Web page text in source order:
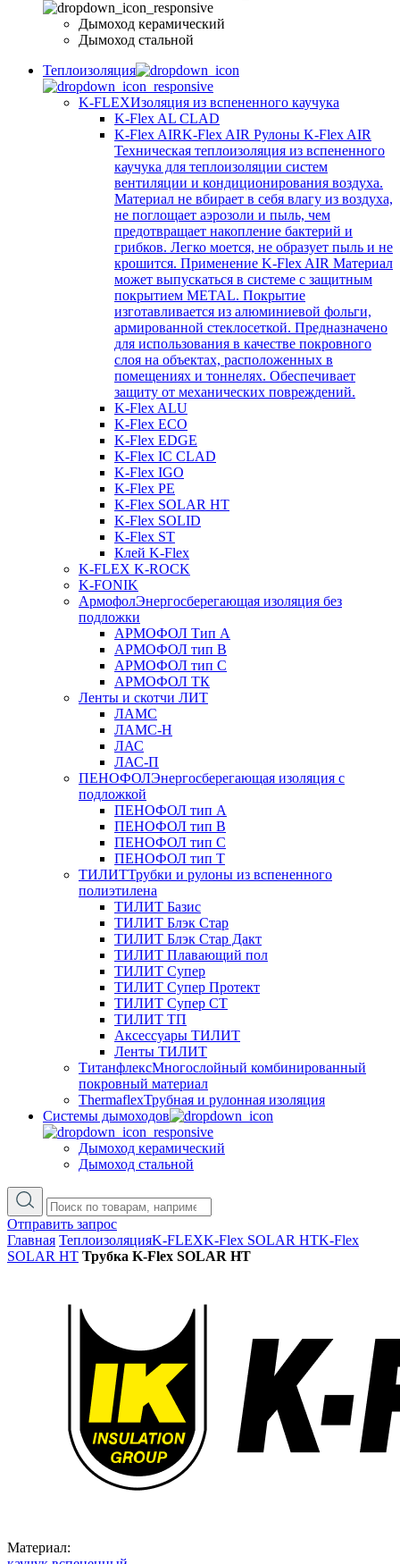
Дымоход керамический
Дымоход стальной
Теплоизоляция
K-FLEXИзоляция из вспененного каучука
K-Flex AL CLAD
K-Flex AIRK-Flex AIR Рулоны K-Flex AIR
Техническая теплоизоляция из вспененного
каучука для теплоизоляции систем
вентиляции и кондиционирования воздуха.
Материал не вбирает в себя влагу из воздуха,
не поглощает аэрозоли и пыль, чем
предотвращает накопление бактерий и
грибков. Легко моется, не образует пыль и не
крошится. Применение K-Flex AIR Материал
может выпускаться в системе c защитным
покрытием METAL. Покрытие
изготавливается из алюминиевой фольги,
армированной стеклосеткой. Предназначено
для использования в качестве покровного
слоя на объектах, расположенных в
помещениях и тоннелях. Обеспечивает
защиту от механических повреждений.
K-Flex ALU
K-Flex ECO
K-Flex EDGE
K-Flex IC CLAD
K-Flex IGO
K-Flex PE
K-Flex SOLAR HT
K-Flex SOLID
K-Flex ST
Клей K-Flex
K-FLEX K-ROCK
K-FONIK
АрмофолЭнергосберегающая изоляция без
подложки
АРМОФОЛ Тип А
АРМОФОЛ тип В
АРМОФОЛ тип C
АРМОФОЛ ТК
Ленты и скотчи ЛИТ
ЛАМС
ЛАМС-Н
ЛАС
ЛАС-П
ПЕНОФОЛЭнергосберегающая изоляция с
подложкой
ПЕНОФОЛ тип А
ПЕНОФОЛ тип B
ПЕНОФОЛ тип C
ПЕНОФОЛ тип T
ТИЛИТТрубки и рулоны из вспененного
полиэтилена
ТИЛИТ Базис
ТИЛИТ Блэк Стар
ТИЛИТ Блэк Стар Дакт
ТИЛИТ Плавающий пол
ТИЛИТ Супер
ТИЛИТ Супер Протект
ТИЛИТ Супер СТ
ТИЛИТ ТП
Аксессуары ТИЛИТ
Ленты ТИЛИТ
ТитанфлексМногослойный комбинированный
покровный материал
ThermaflexТрубная и рулонная изоляция
Cистемы дымоходов
Дымоход керамический
Дымоход стальной
Отправить запрос
Главная ТеплоизоляцияK-FLEXK-Flex SOLAR HTK-Flex
SOLAR HT Трубка K-Flex SOLAR HT
Материал: